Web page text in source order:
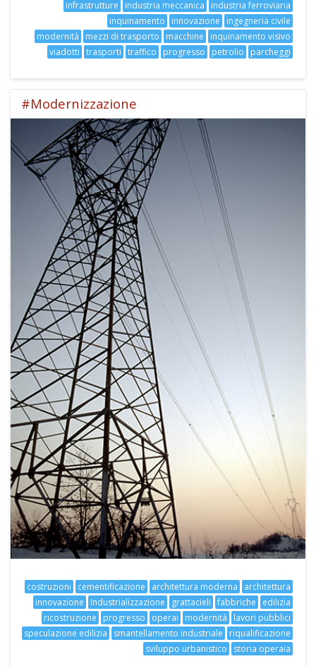
industria ferroviaria
industria meccanica
infrastrutture
ingegneria civile
innovazione
inquinamento
inquinamento visivo
macchine
mezzi di trasporto
modernità
parcheggi
petrolio
progresso
traffico
trasporti
viadotti
#Modernizzazione
architettura
architettura moderna
cementificazione
costruzioni
edilizia
fabbriche
grattacieli
Industrializzazione
innovazione
lavori pubblici
modernità
operai
progresso
ricostruzione
riqualificazione
smantellamento industriale
speculazione edilizia
storia operaia
sviluppo urbanistico